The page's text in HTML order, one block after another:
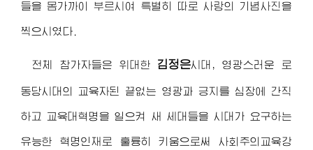
들을 몸가까이 부르시여 특별히 따로 사랑의 기념사진을
찍으시였다.
전체 참가자들은 위대한 김정은시대, 영광스러운 로
동당시대의 교육자된 끝없는 영광과 긍지를 심장에 간직
하고 교육대혁명을 일으켜 새 세대들을 시대가 요구하는
유능한 혁명인재로 훌륭히 키움으로써 사회주의교육강